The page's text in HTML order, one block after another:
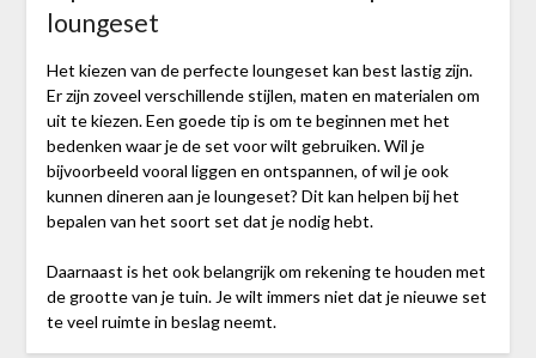
loungeset
Het kiezen van de perfecte loungeset kan best lastig zijn.
Er zijn zoveel verschillende stijlen, maten en materialen om
uit te kiezen. Een goede tip is om te beginnen met het
bedenken waar je de set voor wilt gebruiken. Wil je
bijvoorbeeld vooral liggen en ontspannen, of wil je ook
kunnen dineren aan je loungeset? Dit kan helpen bij het
bepalen van het soort set dat je nodig hebt.
Daarnaast is het ook belangrijk om rekening te houden met
de grootte van je tuin. Je wilt immers niet dat je nieuwe set
te veel ruimte in beslag neemt.